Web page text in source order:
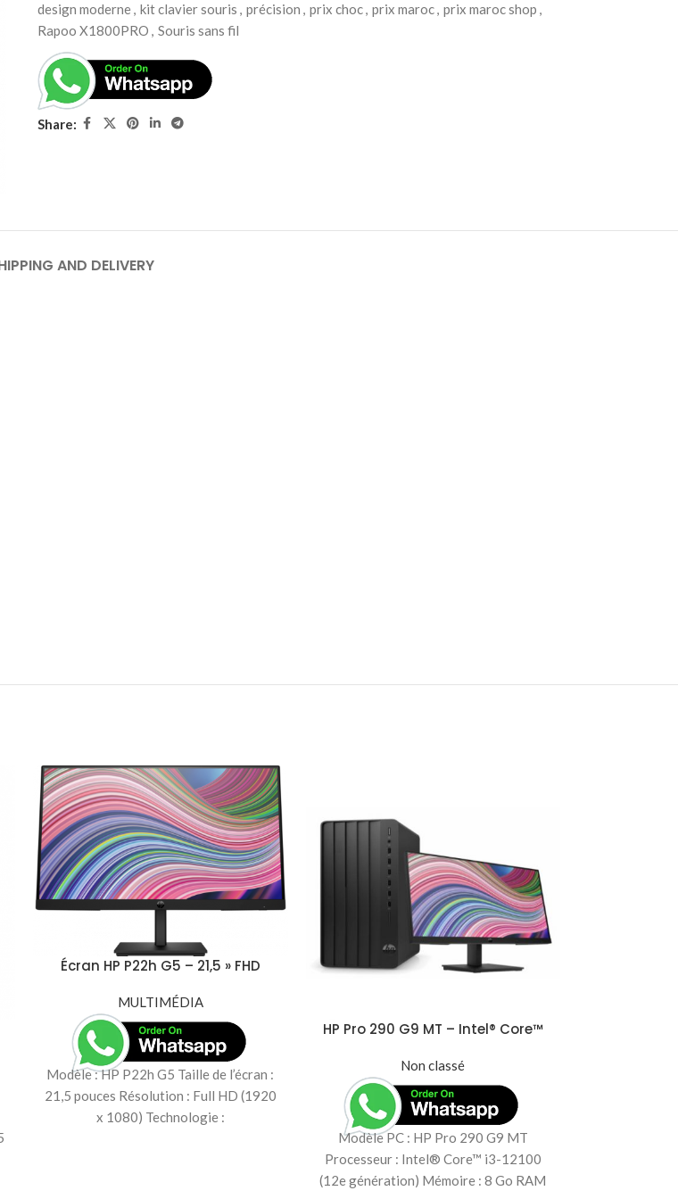
design moderne, kit clavier souris , précision , prix choc, prix maroc, prix maroc shop ,
Rapoo X1800PRO , Souris sans fil
Share:
AND DELIVERY
Écran HP P22h G5 – 21,5 » FHD
MULTIMÉDIA
Modèle : HP P22h G5 Taille de l’écran :
21,5 pouces Résolution : Full HD (1920
x 1080) Technologie :
HP Pro 290 G9 MT – Intel® Core™
avec Écran HP P22v G5 21.5″
(5W7V1ES)
Non classé
Modèle PC : HP Pro 290 G9 MT
Processeur : Intel® Core™ i3-12100
(12e génération) Mémoire : 8 Go RAM